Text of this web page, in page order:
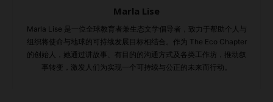
足绿化要求，还必须能展示可衡量的生态影响。 而这正是新
加坡落后的地方。相比保留大面积原始森林的马来西亚和印
尼，新加坡面临的挑战更严峻：如何在极高城市密度中保护那
些小而脆弱的生态系统？ 新加坡的绿色声誉 vs 生态现实 新加
Marla Lise
Marla Lise 是一位全球教育者兼生态文学倡导者，致力于帮助个人与
组织将使命与地球的可持续发展目标相结合。作为 The Eco Chapter
的创始人，她通过讲故事、有目的的沟通方式及各类工作坊，推动叙
事转变，激发人们为实现一个可持续与公正的未来而行动。